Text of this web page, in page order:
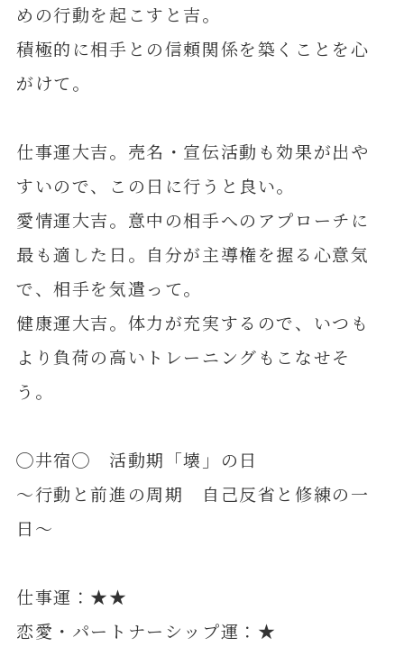
めの行動を起こすと吉。
積極的に相手との信頼関係を築くことを心
がけて。
仕事運大吉。売名・宣伝活動も効果が出や
すいので、この日に行うと良い。
愛情運大吉。意中の相手へのアプローチに
最も適した日。自分が主導権を握る心意気
で、相手を気遣って。
健康運大吉。体力が充実するので、いつも
より負荷の高いトレーニングもこなせそ
う。
◯井宿◯ 活動期「壊」の日
～行動と前進の周期 自己反省と修練の一
日～
仕事運：★★
恋愛・パートナーシップ運：★